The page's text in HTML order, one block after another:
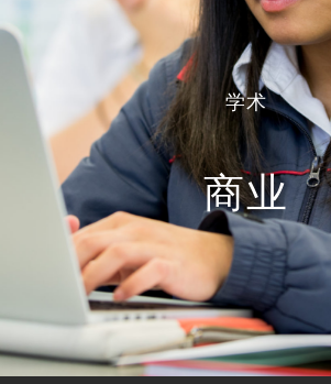
学术
商业